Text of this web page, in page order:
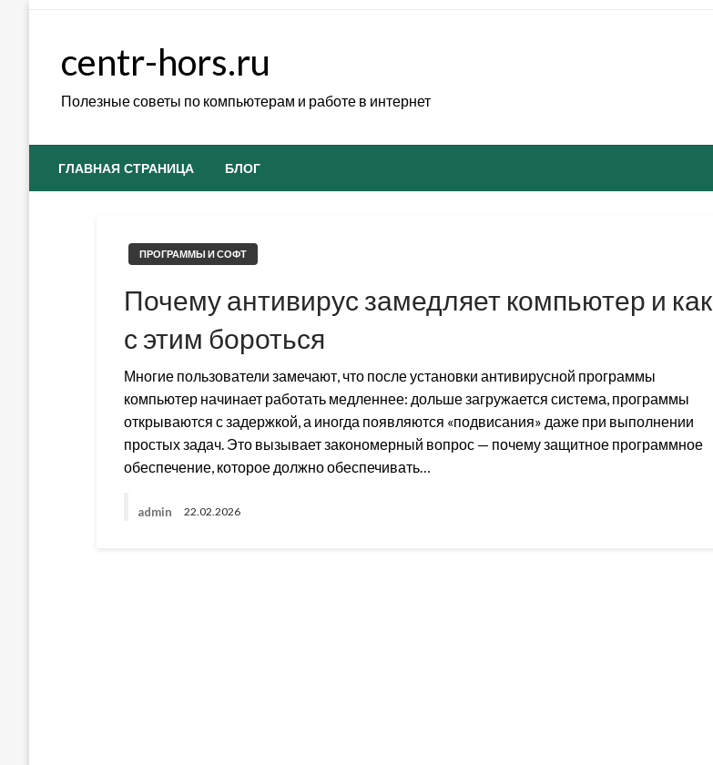
centr-hors.ru
Полезные советы по компьютерам и работе в интернет
ГЛАВНАЯ СТРАНИЦА БЛОГ
ПРОГРАММЫ И СОФТ
Почему антивирус замедляет компьютер и как
с этим бороться
Многие пользователи замечают, что после установки антивирусной программы
компьютер начинает работать медленнее: дольше загружается система, программы
открываются с задержкой, а иногда появляются «подвисания» даже при выполнении
простых задач. Это вызывает закономерный вопрос — почему защитное программное
обеспечение, которое должно обеспечивать…
admin 22.02.2026